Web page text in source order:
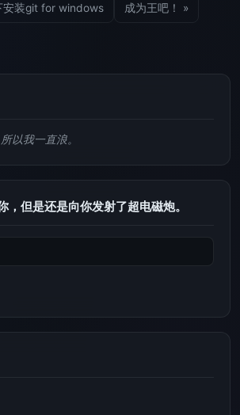
安装git for windows 成为王吧！ »
以我一直浪。
，但是还是向你发射了超电磁炮。